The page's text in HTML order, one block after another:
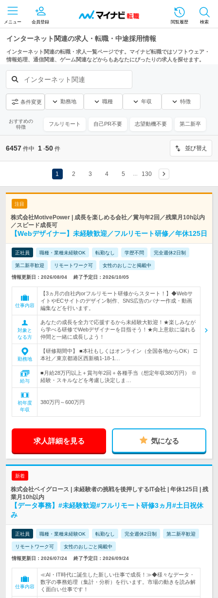
メニュー 会員登録 閲覧履歴 検索
インターネット関連の求人・転職・中途採用情報
インターネット関連の転職・求人一覧ページです。マイナビ転職ではソフトウェア・
情報処理、通信関連、ゲーム関連などからもあなたにぴったりの求人を探せます。
インターネット関連
条件変更 勤務地 職種 年収 特徴
おすすめの
特徴
フルリモート 自己PR不要 志望動機不要 第二新卒
6457 件中 1 -50 件 並び替え
1 2 3 4 5 130
注目
株式会社MotivePower | 成長を楽しめる会社／賞与年2回／残業月10h以内
／スピード成長可
【Webデザイナー】未経験歓迎／フルリモート研修／年休125日
正社員 職種・業種未経験OK 転勤なし 学歴不問 完全週休2日制
第二新卒歓迎 リモートワーク可 女性のおしごと掲載中
情報更新日：2026/08/04 終了予定日：2026/10/05
仕事内容
【3ヵ月の自社内orフルリモート研修からスタート！】◆Webサ
イトやECサイトのデザイン制作、SNS広告のバナー作成・動画
編集などを行います。
対象と
なる方
あなたの成長を全力で応援するから未経験大歓迎！★楽しみなが
ら学べる研修でWebデザイナーを目指そう！★向上意欲に溢れる
仲間と一緒に成長しよう！
勤務地
【研修期間中】 ■本社もしくはオンライン（全国各地からOK） □
本社／東京都港区西新橋1-18-1…
給与
■月給28万円以上＋賞与年2回＋各種手当（想定年収380万円） ※
経験・スキルなどを考慮し決定しま…
初年度
年収
380万円～600万円
求人詳細を見る 気になる
新着
株式会社ベイグロース | 未経験者の挑戦を後押しするIT会社 | 年休125日 | 残
業月10h以内
【データ事務】#未経験歓迎#フルリモート研修3ヵ月#土日祝休
み
正社員 職種・業種未経験OK 転勤なし 完全週休2日制 第二新卒歓迎
リモートワーク可 女性のおしごと掲載中
情報更新日：2026/07/24 終了予定日：2026/09/24
仕事内容
≪AI・IT時代に誕生した新しい仕事で成長！≫◆様々なデータ・
数字の事務処理（集計・分析）を行います。市場の動きを読み解
く面白い仕事です！